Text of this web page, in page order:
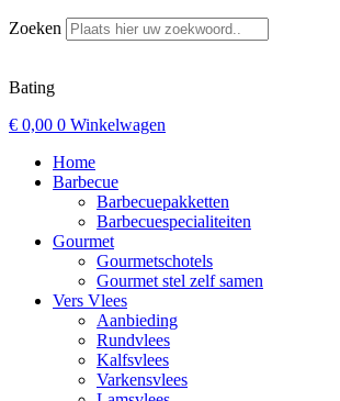
Zoeken
Bating
€ 0,00 0 Winkelwagen
Home
Barbecue
Barbecuepakketten
Barbecuespecialiteiten
Gourmet
Gourmetschotels
Gourmet stel zelf samen
Vers Vlees
Aanbieding
Rundvlees
Kalfsvlees
Varkensvlees